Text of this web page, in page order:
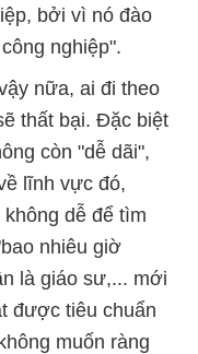
bởi vì nó đào
nghiệp".
nữa, ai đi theo
thất bại. Đặc biệt
còn "dễ dãi",
lĩnh vực đó,
dễ để tìm
nhiêu giờ
là giáo sư,... mới
được tiêu chuẩn
muốn ràng